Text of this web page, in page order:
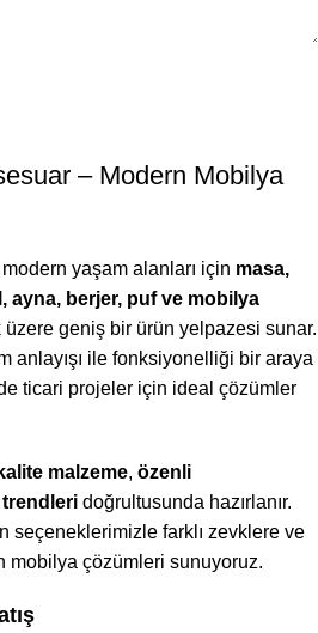
– Modern Mobilya
yaşam alanları için masa,
ayna, berjer, puf ve mobilya
üzere geniş bir ürün yelpazesi sunar.
anlayışı ile fonksiyonelliği bir araya
ticari projeler için ideal çözümler
malzeme, özenli
trendleri doğrultusunda hazırlanır.
seçeneklerimizle farklı zevklere ve
mobilya çözümleri sunuyoruz.